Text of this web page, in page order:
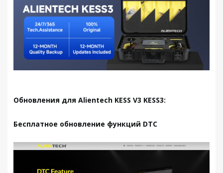
Обновления для Alientech KESS V3 KESS3:
Бесплатное обновление функций DTC